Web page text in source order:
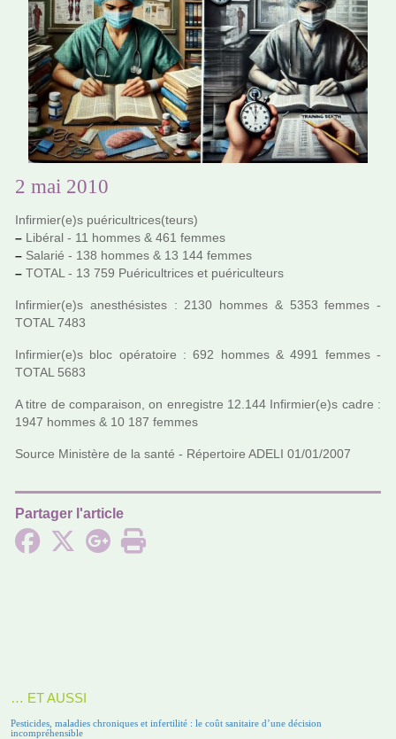
2 mai 2010
Infirmier(e)s pué­ri­cultri­ces(teurs)
– Libéral - 11 hommes & 461 femmes
– Salarié - 138 hommes & 13 144 femmes
– TOTAL - 13 759 Puéricultrices et pué­ri­culteurs
Infirmier(e)s anes­thé­sis­tes : 2130 hommes & 5353 femmes -
TOTAL 7483
Infirmier(e)s bloc opé­ra­toire : 692 hommes & 4991 femmes -
TOTAL 5683
A titre de com­pa­rai­son, on enre­gis­tre 12.144 Infirmier(e)s cadre :
1947 hommes & 10 187 femmes
Source Ministère de la santé - Répertoire ADELI 01/01/2007
Partager l'article
… ET AUSSI
Pesticides, maladies chroniques et infertilité : le coût sanitaire d’une décision
incompréhensible